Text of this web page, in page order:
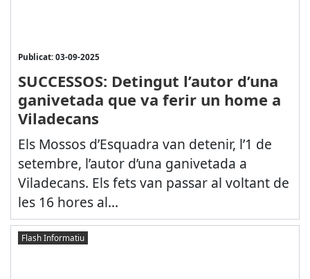
Publicat: 03-09-2025
SUCCESSOS: Detingut l’autor d’una
ganivetada que va ferir un home a
Viladecans
Els Mossos d’Esquadra van detenir, l’1 de
setembre, l’autor d’una ganivetada a
Viladecans. Els fets van passar al voltant de
les 16 hores al...
Flash Informatiu